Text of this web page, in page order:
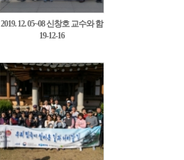
2019. 12. 05~08 신창호 교수와 함
께하는 중국인문기행9
19-12-16